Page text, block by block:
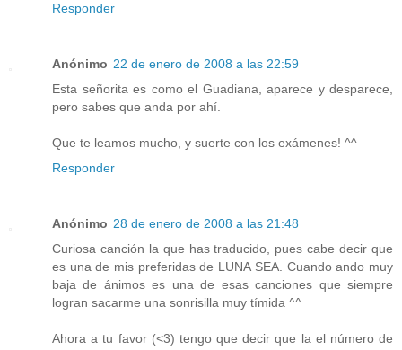
Responder
Anónimo 22 de enero de 2008 a las 22:59
Esta señorita es como el Guadiana, aparece y desparece,
pero sabes que anda por ahí.
Que te leamos mucho, y suerte con los exámenes! ^^
Responder
Anónimo 28 de enero de 2008 a las 21:48
Curiosa canción la que has traducido, pues cabe decir que
es una de mis preferidas de LUNA SEA. Cuando ando muy
baja de ánimos es una de esas canciones que siempre
logran sacarme una sonrisilla muy tímida ^^
Ahora a tu favor (<3) tengo que decir que la el número de